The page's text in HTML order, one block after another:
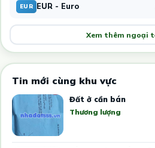
EUR EUR - Euro
Xem thêm ngoại
Tin mới cùng khu vực
Đất ở cần bán
Thương lượng